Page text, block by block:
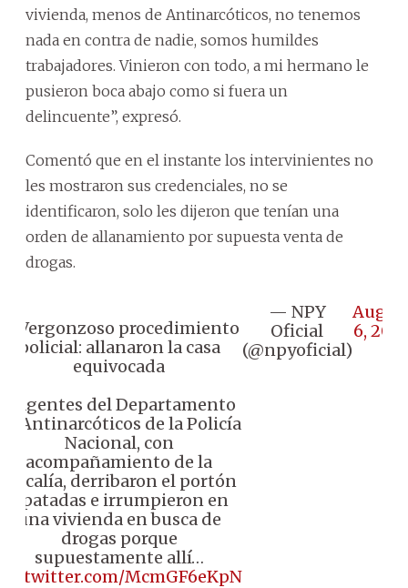
vivienda, menos de Antinarcóticos, no tenemos
nada en contra de nadie, somos humildes
trabajadores. Vinieron con todo, a mi hermano le
pusieron boca abajo como si fuera un
delincuente”, expresó.
Comentó que en el instante los intervinientes no
les mostraron sus credenciales, no se
identificaron, solo les dijeron que tenían una
orden de allanamiento por supuesta venta de
drogas.
Vergonzoso procedimiento
policial: allanaron la casa
equivocada
♦️ Agentes del Departamento
Antinarcóticos de la Policía
Nacional, con
acompañamiento de la
Fiscalía, derribaron el portón
a patadas e irrumpieron en
una vivienda en busca de
drogas porque
supuestamente allí…
McmGF6eKpN
— NPY
Oficial
(@npyoficial)
6,